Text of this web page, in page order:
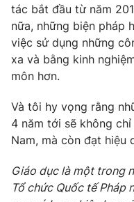
VTV4
VTV9
Liên hệ tòa soạn
THỜI BÁO VTV
tác bắt đầu từ năm
nữa, những biện pháp
việc sử dụng những
xa và bằng kinh
môn hơn.
Và tôi hy vọng rằng
4 năm tới sẽ không
Nam, mà còn đạt hiệu
Giáo dục là một trong
Tổ chức Quốc tế Pháp